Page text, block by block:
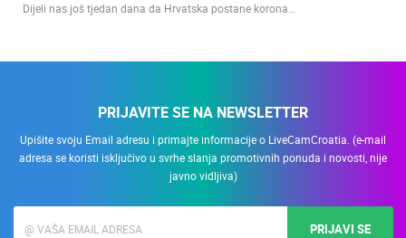
Dijeli nas još tjedan dana da Hrvatska postane korona…
PRIJAVITE SE NA NEWSLETTER
Upišite svoju Email adresu i primajte informacije o LiveCamCroatia. (e-mail
adresa se koristi isključivo u svrhe slanja promotivnih ponuda i novosti, nije
javno vidljiva)
PRIJAVI SE